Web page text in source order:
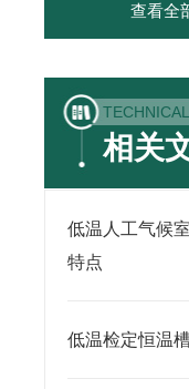
查看全
相关
低温人工气候
特点
低温检定恒温